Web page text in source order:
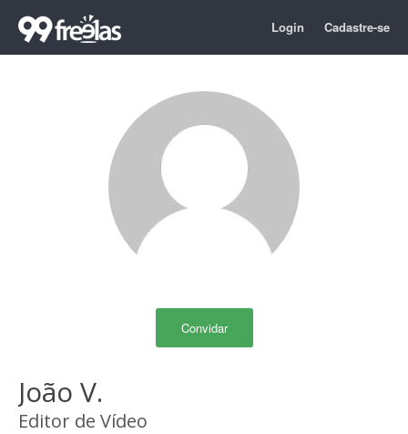
Login Cadastre-se
Convidar
João V.
Editor de Vídeo